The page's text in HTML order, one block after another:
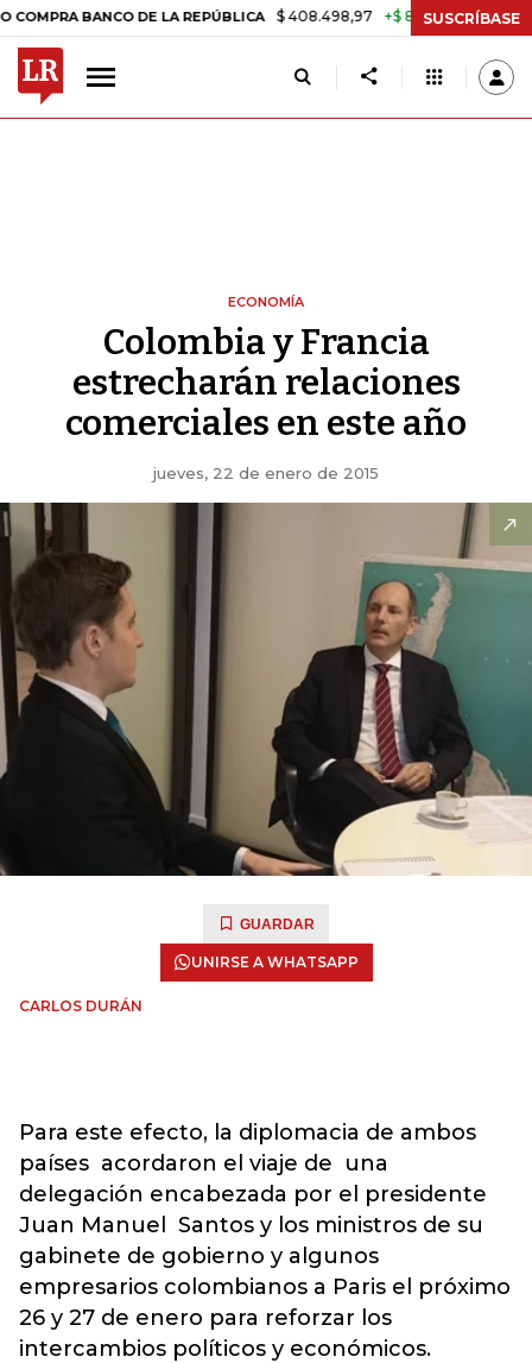
DE LA REPÚBLICA $ 408.498,97 +$ 8.753,81 +2,19% TASA
SUSCRÍBASE
ECONOMÍA
Colombia y Francia
estrecharán relaciones
comerciales en este año
jueves, 22 de enero de 2015
GUARDAR
UNIRSE A WHATSAPP
CARLOS DURÁN
Para este efecto, la diplomacia de ambos
países acordaron el viaje de una
delegación encabezada por el presidente
Juan Manuel Santos y los ministros de su
gabinete de gobierno y algunos
empresarios colombianos a Paris el próximo
26 y 27 de enero para reforzar los
intercambios políticos y económicos.